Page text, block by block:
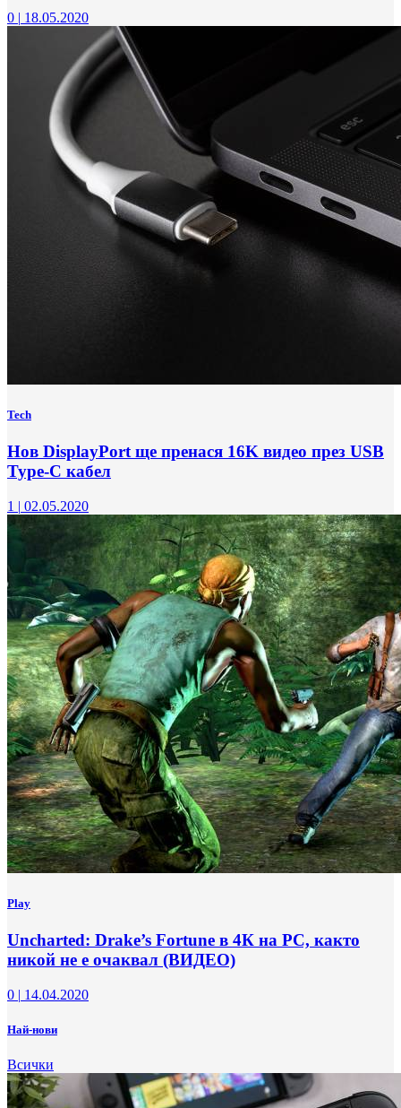
0 | 18.05.2020
Tech
Нов DisplayPort ще пренася 16K видео през USB
Type-C кабел
1 | 02.05.2020
Play
Uncharted: Drake’s Fortune в 4К на РС, както
никой не е очаквал (ВИДЕО)
0 | 14.04.2020
Най-нови
Всички